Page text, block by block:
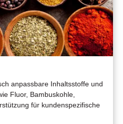
anpassbare Inhaltsstoffe und
Fluor, Bambuskohle,
für kundenspezifische